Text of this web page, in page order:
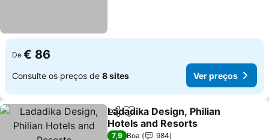
De € 86
Consulte os preços de 8 sites Ver preços
PartilharAdicionar aos favoritos
Ladadika Design, Philian
Hotels and Resorts
7,9 Boa 984